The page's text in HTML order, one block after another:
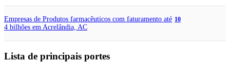
Empresas de Produtos farmacêuticos com faturamento até
4 bilhões em Acrelândia, AC
10
Lista de principais portes